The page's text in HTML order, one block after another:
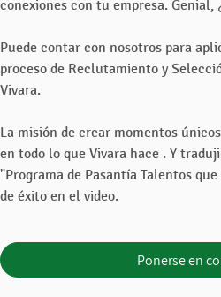
conexiones con tu empresa. Genial,
Puede contar con nosotros para
proceso de Reclutamiento y
Vivara.
La misión de crear momentos
en todo lo que Vivara hace . Y
"Programa de Pasantía Talentos
de éxito en el video.
Ponerse en